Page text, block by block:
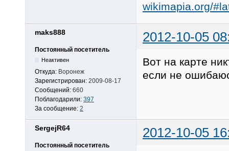
wikimapia.org/
maks888 2012-10-05
Постоянный посетитель
Неактивен
Откуда: Воронеж
Зарегистрирован: 2009-08-17
Сообщений: 660
Поблагодарили: 397
За сообщение: 2
Вот на карте
если не
SergejR64 2012-10-05
Постоянный посетитель